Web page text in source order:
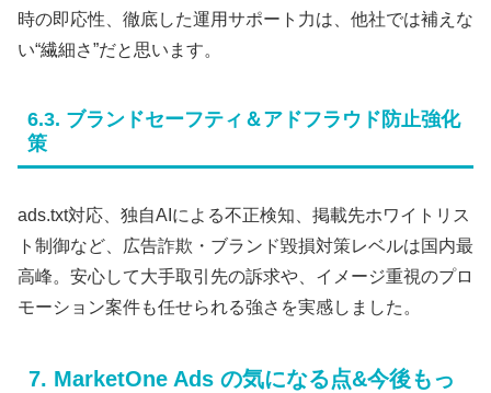
時の即応性、徹底した運用サポート力は、他社では補えな
い“繊細さ”だと思います。
6.3. ブランドセーフティ＆アドフラウド防止強化
策
ads.txt対応、独自AIによる不正検知、掲載先ホワイトリス
ト制御など、広告詐欺・ブランド毀損対策レベルは国内最
高峰。安心して大手取引先の訴求や、イメージ重視のプロ
モーション案件も任せられる強さを実感しました。
7. MarketOne Ads の気になる点&今後もっ